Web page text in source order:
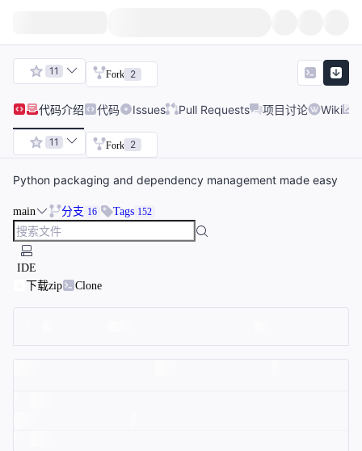
11 Fork 2
代码介绍 代码 Issues Pull Requests 项目讨论 Wiki
11 Fork 2
Python packaging and dependency management made easy
main 分支 16 Tags 152
IDE
下载zip
Clone